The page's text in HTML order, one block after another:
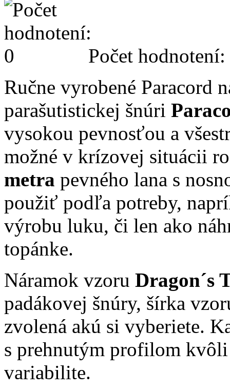
Počet hodnotení:
Ručne vyrobené Paracord
parašutistickej šnúri
vysokou pevnosťou a
možné v krízovej situácii
metra pevného lana s
použiť podľa potreby,
výrobu luku, či len ako
topánke.
Náramok vzoru Dragon´s
padákovej šnúry, šírka
zvolená akú si vyberiete.
s prehnutým profilom
variabilite.